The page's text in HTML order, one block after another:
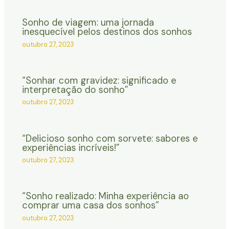
Sonho de viagem: uma jornada
inesquecível pelos destinos dos sonhos
outubro 27, 2023
“Sonhar com gravidez: significado e
interpretação do sonho”
outubro 27, 2023
“Delicioso sonho com sorvete: sabores e
experiências incríveis!”
outubro 27, 2023
“Sonho realizado: Minha experiência ao
comprar uma casa dos sonhos”
outubro 27, 2023